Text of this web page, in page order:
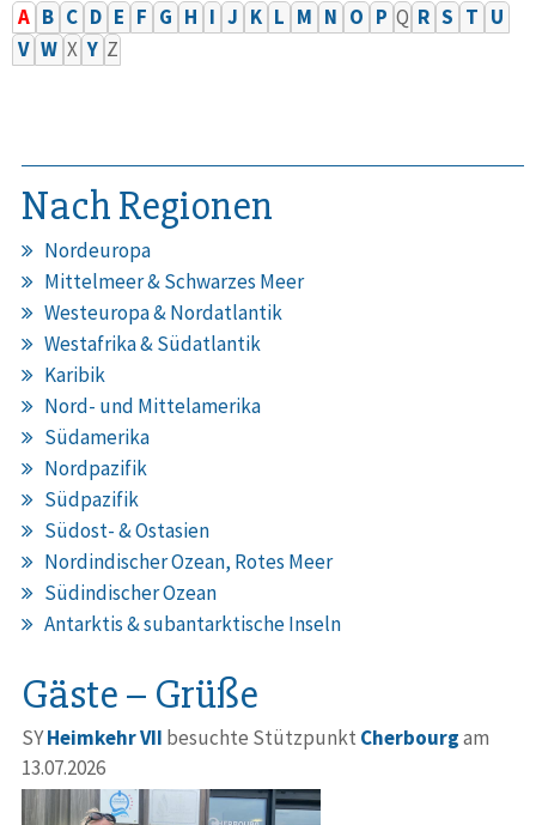
A B C D E F G H I J K L M N O P Q R S T U
V W X Y Z
Nach Regionen
Nordeuropa
Mittelmeer & Schwarzes Meer
Westeuropa & Nordatlantik
Westafrika & Südatlantik
Karibik
Nord- und Mittelamerika
Südamerika
Nordpazifik
Südpazifik
Südost- & Ostasien
Nordindischer Ozean, Rotes Meer
Südindischer Ozean
Antarktis & subantarktische Inseln
Gäste – Grüße
SYHeimkehr VII besuchte Stützpunkt Cherbourgam
13.07.2026